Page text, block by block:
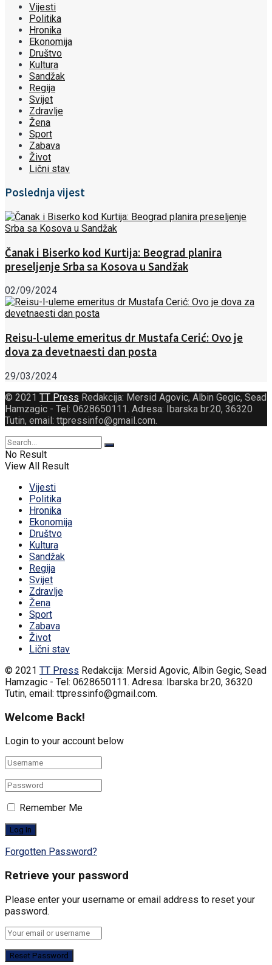
Vijesti
Politika
Hronika
Ekonomija
Društvo
Kultura
Sandžak
Regija
Svijet
Zdravlje
Žena
Sport
Zabava
Život
Lični stav
Poslednja vijest
Čanak i Biserko kod Kurtija: Beograd planira
preseljenje Srba sa Kosova u Sandžak
02/09/2024
Reisu-l-uleme emeritus dr Mustafa Cerić: Ovo je
dova za devetnaesti dan posta
29/03/2024
© 2021 TT Press Redakcija: Mersid Agovic, Albin Gegic, Sead
Hamzagic - Tel: 0628650111. Adresa: Ibarska br.20, 36320
Tutin, email: ttpressinfo@gmail.com.
No Result
View All Result
Vijesti
Politika
Hronika
Ekonomija
Društvo
Kultura
Sandžak
Regija
Svijet
Zdravlje
Žena
Sport
Zabava
Život
Lični stav
© 2021 TT Press Redakcija: Mersid Agovic, Albin Gegic, Sead
Hamzagic - Tel: 0628650111. Adresa: Ibarska br.20, 36320
Tutin, email: ttpressinfo@gmail.com.
Welcome Back!
Login to your account below
Remember Me
Forgotten Password?
Retrieve your password
Please enter your username or email address to reset your
password.